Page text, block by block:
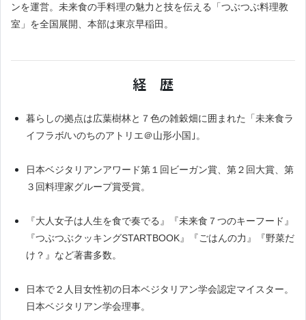
ンを運営。未来食の手料理の魅力と技を伝える「つぶつぶ料理教
室」を全国展開、本部は東京早稲田。
経 歴
暮らしの拠点は広葉樹林と７色の雑穀畑に囲まれた「未来食ラ
イフラボ/いのちのアトリエ＠山形小国｣。
日本ベジタリアンアワード第１回ビーガン賞、第２回大賞、第
３回料理家グループ賞受賞。
『大人女子は人生を食で奏でる』『未来食７つのキーフード』
『つぶつぶクッキングSTARTBOOK』『ごはんの力』『野菜だ
け？』など著書多数。
日本で２人目女性初の日本ベジタリアン学会認定マイスター。
日本ベジタリアン学会理事。